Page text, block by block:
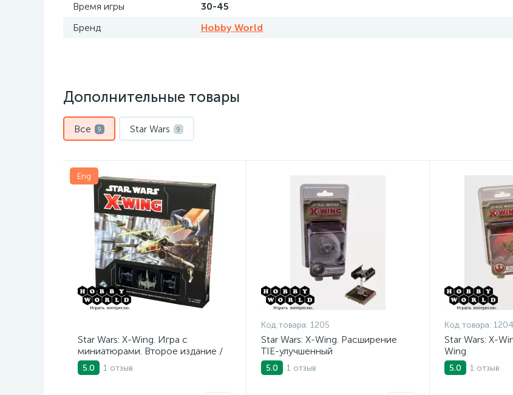
Время игры
30-45
Бренд
Hobby World
Дополнительные товары
Все 9 Star Wars 9
Eng
Star Wars: X-Wing. Игра с
миниатюрами. Второе издание /
Second Edition – Core Set (ENG)
5.0 1 отзыв
Код товара: 1205
Star Wars: X-Wing. Расширение
TIE-улучшенный
5.0 1 отзыв
Код товара: 1204
Star Wars: X-
Wing
5.0 1 отзыв